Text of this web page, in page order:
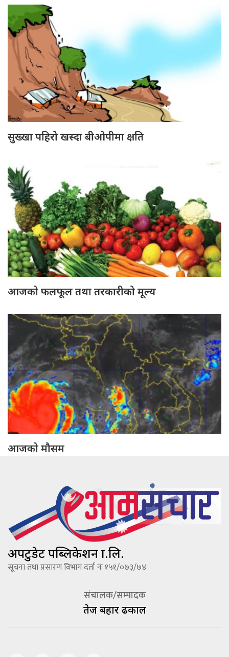
सुख्खा पहिरो खस्दा बीओपीमा क्षति
आजको फलफूल तथा तरकारीको मूल्य
आजको मौसम
अपटुडेट पब्लिकेशन प्रा.लि.
सूचना तथा प्रसारण विभाग दर्ता नंः १५१/०७३/७४
संचालक/सम्पादक
तेज बहादूर ढकाल